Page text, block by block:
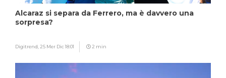
Alcaraz si separa da Ferrero, ma è davvero una
sorpresa?
Digitrend, 25 Mer Dic 18:01 2 min